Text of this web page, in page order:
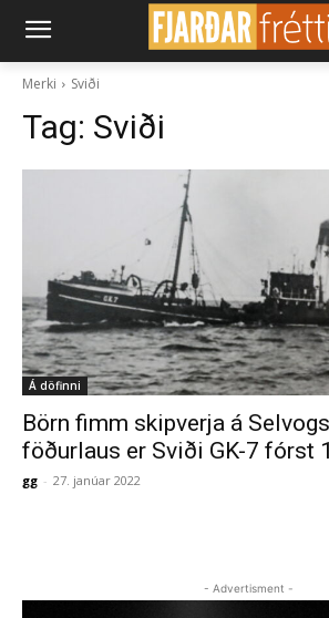
Merki Sviði
Tag: Sviði
Á döfinni
Börn fimm skipverja á
föðurlaus er Sviði GK-7 fórst
gg - 27. janúar 2022
- Advertisment -